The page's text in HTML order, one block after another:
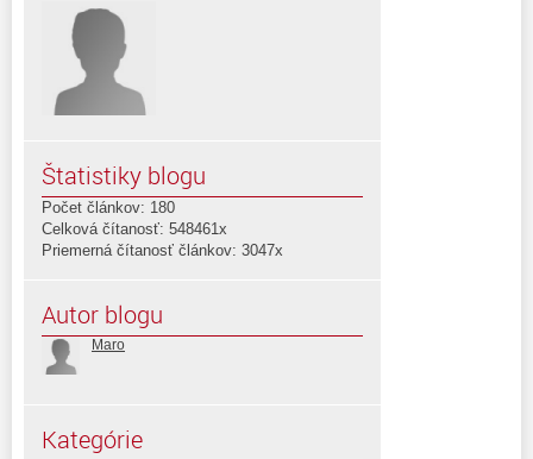
Štatistiky blogu
Počet článkov: 180
Celková čítanosť: 548461x
Priemerná čítanosť článkov: 3047x
Autor blogu
Maro
Kategórie